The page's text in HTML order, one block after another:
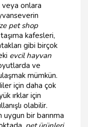
veya onlara
pet shop
kafesleri,
gibi birçok
evcil hayvan
ve
mümkün.
için daha çok
ırklar için
olabilir.
uygun bir barınma